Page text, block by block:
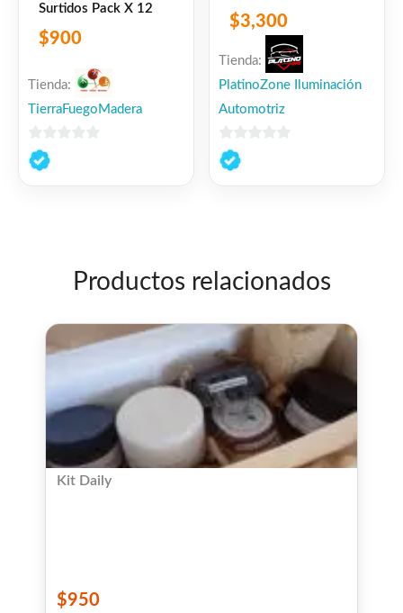
Surtidos Pack X 12
$900
Tienda:
TierraFuegoMadera
0
de
$3,300
Tienda:
PlatinoZone Iluminación
Automotriz
0
de
Productos relacionados
Kit Daily
$950